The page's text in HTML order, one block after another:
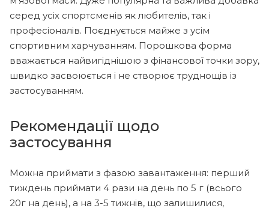
серед усіх спортсменів як любителів, так і
професіоналів. Поєднується майже з усім
спортивним харчуванням. Порошкова форма
вважається найвигіднішою з фінансової точки зору,
швидко засвоюється і не створює труднощів із
застосуванням.
Рекомендації щодо
застосування
Можна приймати з фазою завантаження: перший
тиждень приймати 4 рази на день по 5 г (всього
20г на день), а на 3-5 тижнів, що залишилися,